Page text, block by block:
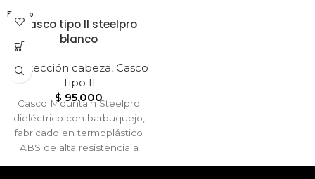
en el sector petrolero,
metalmecánico, construcción,
astilleros, explotación de
túneles, aserraderos y en la
industria en general.
Blanco
Casco tipo ll steelpro
blanco
Protección cabeza, Casco
Tipo II
$ 95.000
Casco Mountain Steelpro
dieléctrico con barbuquejo,
fabricado en termoplástico
ABS de alta resistencia a